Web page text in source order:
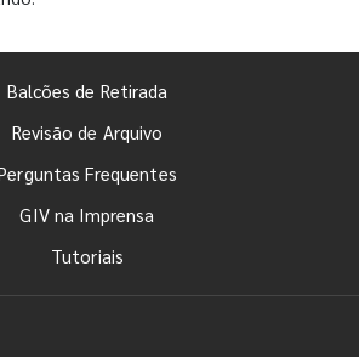
Balcões de Retirada
Revisão de Arquivo
Frequentes
GIV na Imprensa
Tutoriais